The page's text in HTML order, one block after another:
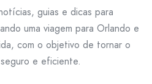
guias e dicas para
uma viagem para Orlando e
com o objetivo de tornar o
e eficiente.